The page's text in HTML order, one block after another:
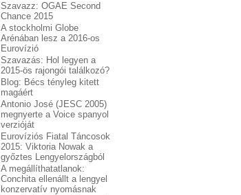
Szavazz: OGAE Second
Chance 2015
A stockholmi Globe
Arénában lesz a 2016-os
Eurovízió
Szavazás: Hol legyen a
2015-ös rajongói találkozó?
Blog: Bécs tényleg kitett
magáért
Antonio José (JESC 2005)
megnyerte a Voice spanyol
verzióját
Eurovíziós Fiatal Táncosok
2015: Viktoria Nowak a
győztes Lengyelországból
A megállíthatatlanok:
Conchita ellenállt a lengyel
konzervatív nyomásnak